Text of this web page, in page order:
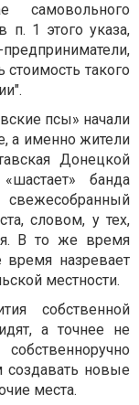
п. 1 этого указа,
такого
псы» начали
а именно жители
Донецкой
банда
словом, у тех,
В то же время
назревает
местности.
собственной
а точнее не
новые
места.